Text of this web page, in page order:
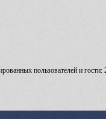
пользователей и гости: